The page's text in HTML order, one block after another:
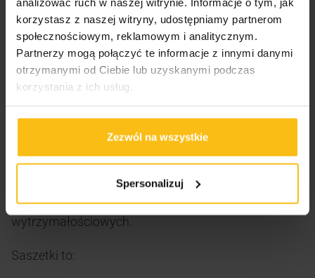
korzystasz z naszej witryny, udostępniamy partnerom
społecznościowym, reklamowym i analitycznym.
Partnerzy mogą połączyć te informacje z innymi danymi
otrzymanymi od Ciebie lub uzyskanymi podczas
korzystania z ich usług.
Zezwól na wszystkie
Spersonalizuj
ciągu dnia
Skill Nutrition Creatine Monohydrate –
wygodna forma kreatyny
Monohydrate po 6 godSkill Nutrition, co pozwala
na wygodne porcjowanie i łatwe zabranie
suplementu w podróż lub na trening. Kreatyna to
jeden z najczęściej wybieranych suplementów wśród
osób trenujących, szczególnie w sportach siłowych i
wytrzymałościowych.
Saszetki to: